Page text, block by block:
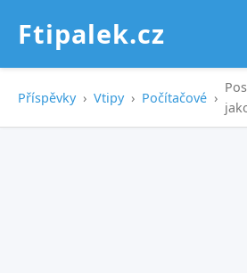
Ftipalek.cz
Příspěvky › Vtipy › Počítačové ›